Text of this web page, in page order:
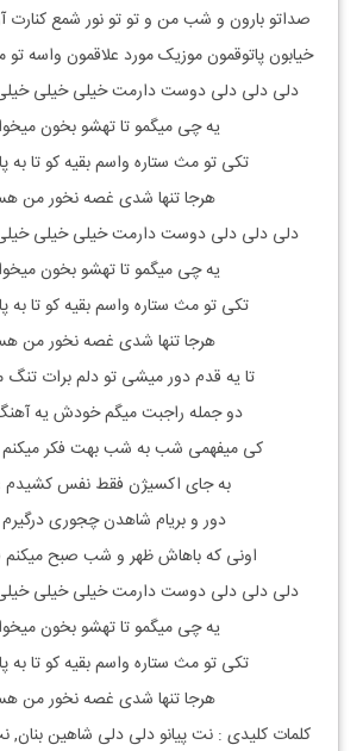
صداتو بارون و شب من و تو تو نور شمع کنارت
خیابون پاتوقمون موزیک مورد علاقمون واسه تو
دلی دلی دلی دوست دارمت خیلی خیلی
یه چی میگمو تا تهشو بخون
تکی تو مث ستاره واسم بقیه کو تا به
هرجا تنها شدی غصه نخور من
دلی دلی دلی دوست دارمت خیلی خیلی
یه چی میگمو تا تهشو بخون
تکی تو مث ستاره واسم بقیه کو تا به
هرجا تنها شدی غصه نخور من
تا یه قدم دور میشی تو دلم برات
دو جمله راجبت میگم خودش یه
کی میفهمی شب به شب بهت فکر
به جای اکسیژن فقط نفس کشیدم
دور و بریام شاهدن چجوری درگیرم
اونی که باهاش ظهر و شب صبح میکنم
دلی دلی دلی دوست دارمت خیلی خیلی
یه چی میگمو تا تهشو بخون
تکی تو مث ستاره واسم بقیه کو تا به
هرجا تنها شدی غصه نخور من
کلمات کلیدی : نتپیانودلی دلی شاهین بنان,